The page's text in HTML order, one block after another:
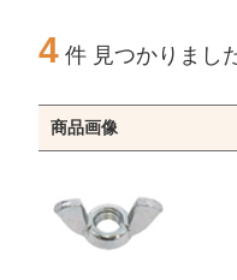
4 件 見つかりまし
商品画像